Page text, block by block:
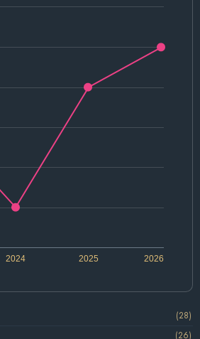
2024 2026
2025
(28)
(26)